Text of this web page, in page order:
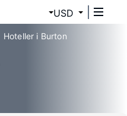
USD
Hoteller i Burton